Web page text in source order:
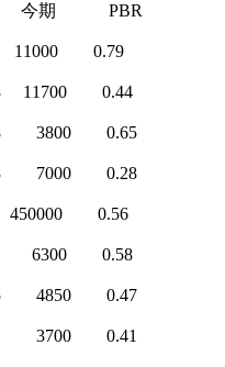
今期 PBR
11000 0.79
0.44
0.65
0.28
0.56
6300 0.58
0.47
3700 0.41